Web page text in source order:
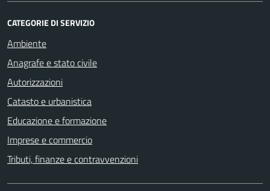
CATEGORIE DI SERVIZIO
Ambiente
Anagrafe e stato civile
Autorizzazioni
Catasto e urbanistica
Educazione e formazione
Imprese e commercio
Tributi, finanze e contravvenzioni